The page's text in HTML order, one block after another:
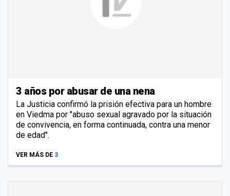
3 años por abusar de una nena
La Justicia confirmó la prisión efectiva para un hombre
en Viedma por "abuso sexual agravado por la situación
de convivencia, en forma continuada, contra una menor
de edad".
VER MÁS DE 3